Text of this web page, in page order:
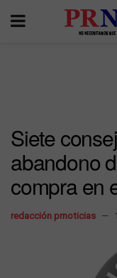
Siete
abandono
compra en
redacción prnoticias